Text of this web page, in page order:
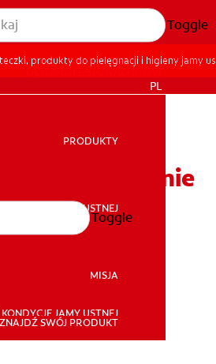
Toggle
ZDROWIE JAMY USTNEJ
PL
PRODUKTY
ZDROWIE JAMY USTNEJ
MISJA
JAMY USTNEJ
ZNAJDŹ SWÓJ PRODUKT
Toggle
produkty do pielęgnacji i higieny jamy
owrzodzenie
związane z